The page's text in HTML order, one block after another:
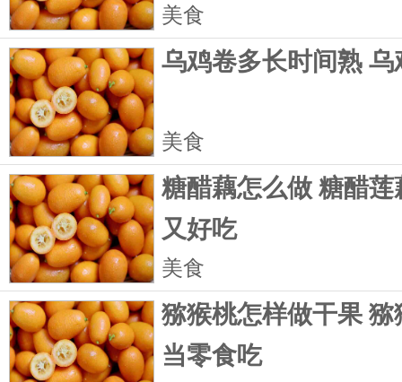
美食
乌鸡卷多长时间熟 乌
美食
糖醋藕怎么做 糖醋
又好吃
美食
猕猴桃怎样做干果
当零食吃